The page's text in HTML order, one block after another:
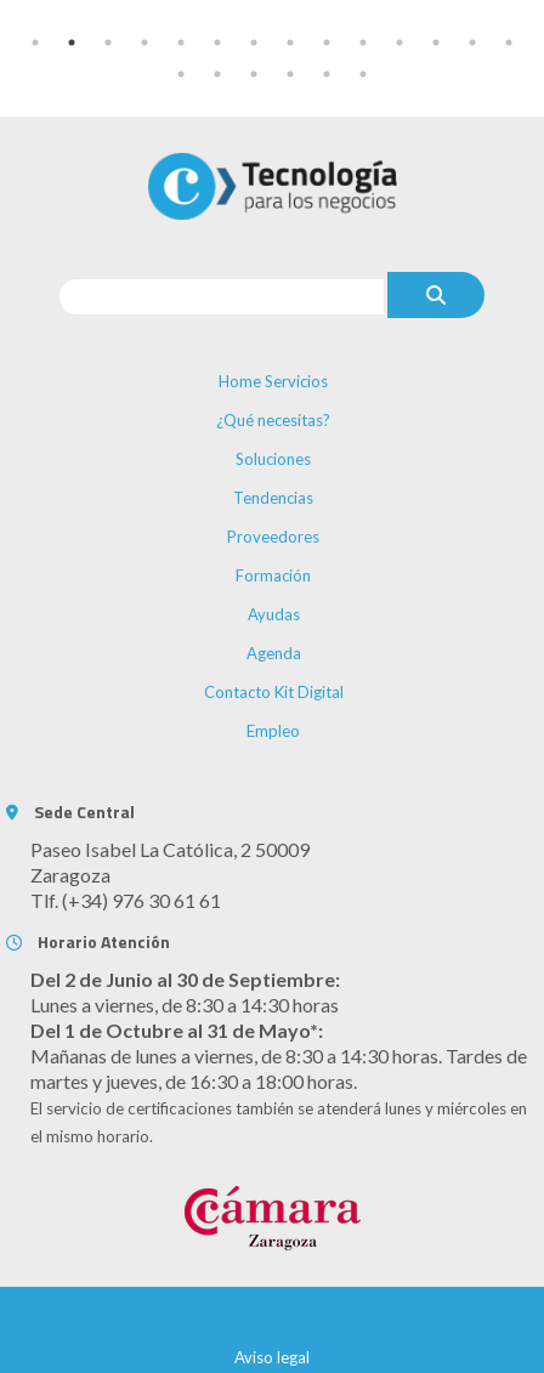
Home Servicios
¿Qué necesitas?
Soluciones
Tendencias
Proveedores
Formación
Ayudas
Agenda
Contacto Kit Digital
Empleo
Sede Central
Paseo Isabel La Católica, 2 50009
Zaragoza
Tlf. (+34) 976 30 61 61
Horario Atención
Del 2 de Junio al 30 de Septiembre:
Lunes a viernes, de 8:30 a 14:30 horas
Del 1 de Octubre al 31 de Mayo*:
Mañanas de lunes a viernes, de 8:30 a 14:30 horas. Tardes de
martes y jueves, de 16:30 a 18:00 horas.
El servicio de certificaciones también se atenderá lunes y miércoles en
el mismo horario.
Aviso legal